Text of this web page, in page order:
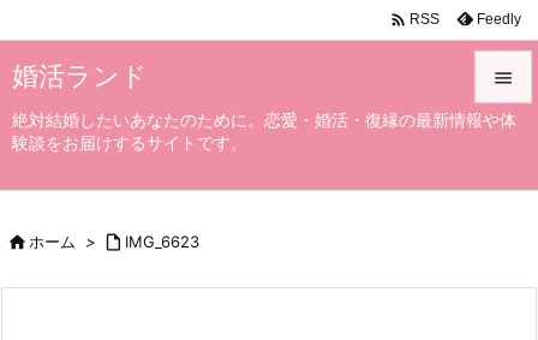
婚活ランド
絶対結婚したいあなたのために。恋愛・婚活・復縁の最新情報や体
験談をお届けするサイトです。



 RSS Feedly
ホーム >  IMG_6623